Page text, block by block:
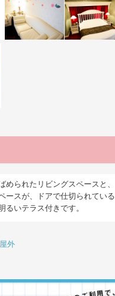
られたリビングスペースと、
ースが、ドアで仕切られている
いテラス付きです。
屋外